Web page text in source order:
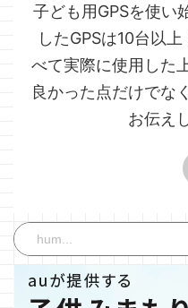
子ども用GPSを使い
したGPSは10台以
べて実際に使用した
良かった点だけでな
お伝え